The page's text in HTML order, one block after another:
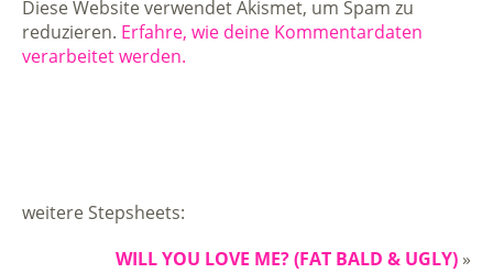
Diese Website verwendet Akismet, um Spam zu
reduzieren. Erfahre, wie deine Kommentardaten
verarbeitet werden.
weitere Stepsheets:
WILL YOU LOVE ME? (FAT BALD & UGLY) »